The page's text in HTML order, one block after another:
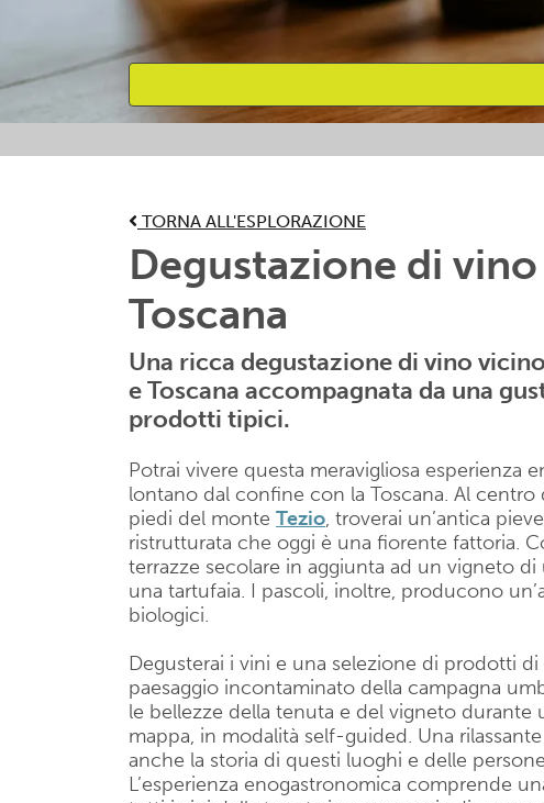
Attività preferite
TORNA ALL'ESPLORAZIONE
Degustazione di
Toscana
Una ricca degustazione di vino
e Toscana accompagnata da una
prodotti tipici.
Potrai vivere questa meravigliosa esperienza
lontano dal confine con la Toscana. Al centro
piedi del monte Tezio, troverai un’antica
ristrutturata che oggi è una fiorente fattoria.
terrazze secolare in aggiunta ad un vigneto di
una tartufaia. I pascoli, inoltre, producono
biologici.
Degusterai i vini e una selezione di prodotti
paesaggio incontaminato della campagna
le bellezze della tenuta e del vigneto
mappa, in modalità self-guided. Una
anche la storia di questi luoghi e delle
L’esperienza enogastronomica comprende